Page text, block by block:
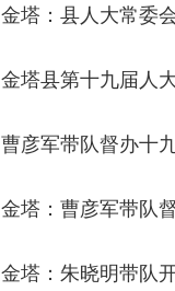
金塔：县人大常委
金塔县第十九届人
曹彦军带队督办十
金塔：曹彦军带队
金塔：朱晓明带队